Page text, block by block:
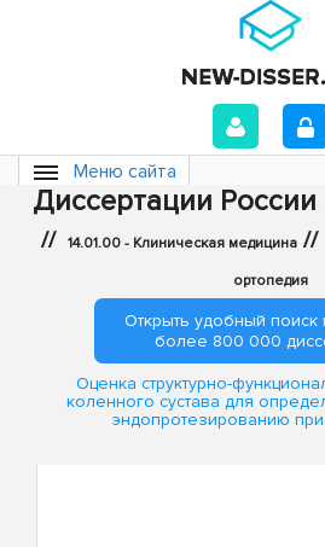
Меню сайта
Диссертации России
// 14.01.00 - Клиническая медицина //
ортопедия
Открыть удобный поиск
более 800 000
Оценка структурно-
коленного сустава для
эндопротезированию при